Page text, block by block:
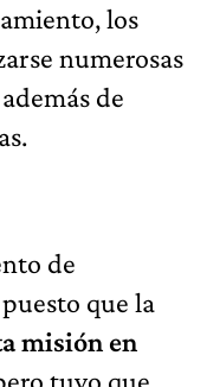
los
numerosas
de
de
puesto que la
misión en
tuvo que